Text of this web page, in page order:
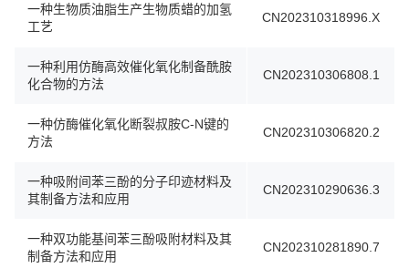
一种生物质油脂生产生物质蜡的加氢
工艺
CN202310318996.X
一种利用仿酶高效催化氧化制备酰胺
化合物的方法
CN202310306808.1
一种仿酶催化氧化断裂叔胺C-N键的
方法
CN202310306820.2
一种吸附间苯三酚的分子印迹材料及
其制备方法和应用
CN202310290636.3
一种双功能基间苯三酚吸附材料及其
制备方法和应用
CN202310281890.7